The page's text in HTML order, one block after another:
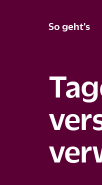
So geht's